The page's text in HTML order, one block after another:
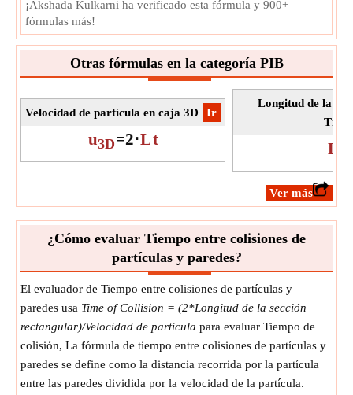
¡Akshada Kulkarni ha verificado esta fórmula y 900+
fórmulas más!
Otras fórmulas en la categoría PIB
​Ir
Velocidad de partícula en caja 3D
u3D=2⋅Lt
Longitud de la
L
​Ver más
¿Cómo evaluar Tiempo entre colisiones de
partículas y paredes?
El evaluador de Tiempo entre colisiones de partículas y
paredes usa Time of Collision = (2*Longitud de la sección
rectangular)/Velocidad de partícula para evaluar Tiempo de
colisión, La fórmula de tiempo entre colisiones de partículas y
paredes se define como la distancia recorrida por la partícula
entre las paredes dividida por la velocidad de la partícula.